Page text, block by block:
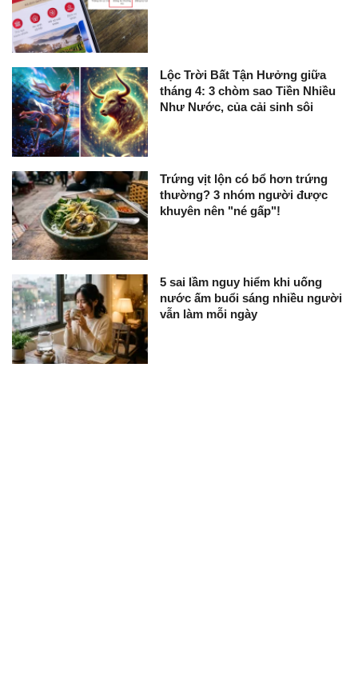
Lộc Trời Bất Tận Hưởng giữa
tháng 4: 3 chòm sao Tiền Nhiều
Như Nước, của cải sinh sôi
Trứng vịt lộn có bổ hơn trứng
thường? 3 nhóm người được
khuyên nên "né gấp"!
5 sai lầm nguy hiểm khi uống
nước ấm buổi sáng nhiều người
vẫn làm mỗi ngày